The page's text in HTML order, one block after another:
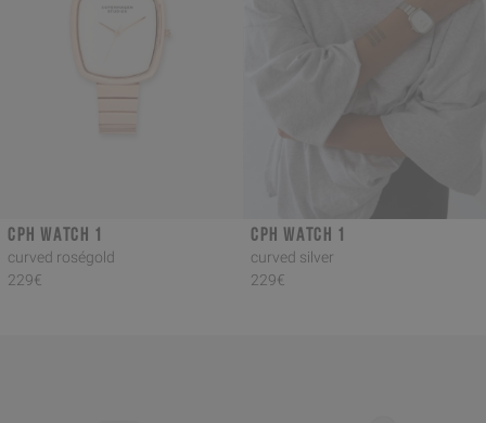
CPH WATCH 1
curved roségold
229€
CPH WATCH 1
curved silver
229€